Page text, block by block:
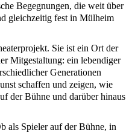
Begegnungen, die weit über
gleichzeitig fest in Mülheim
Sie ist ein Ort der
Mitgestaltung: ein lebendiger
Generationen
schaffen und zeigen, wie
der Bühne und darüber hinaus
als Spieler auf der Bühne, in